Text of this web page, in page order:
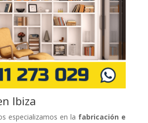
Ibiza
especializamos en la fabricación e